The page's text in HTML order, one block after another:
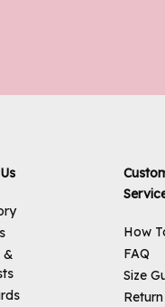
&
How
FAQ
Size